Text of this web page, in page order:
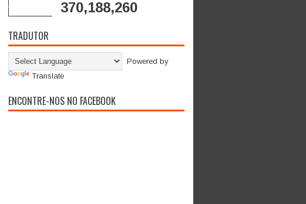
370,188,260
TRADUTOR
Powered by
Translate
ENCONTRE-NOS NO FACEBOOK